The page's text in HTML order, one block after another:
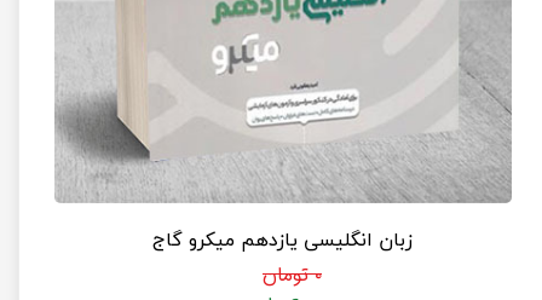
زبان انگلیسی یازدهم میکرو گاج
۰ تومان